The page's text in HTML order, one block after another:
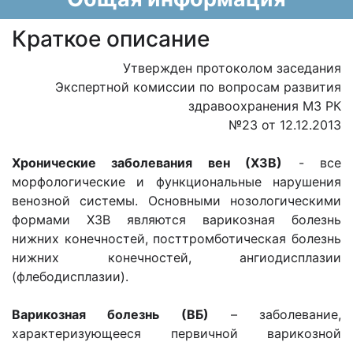
Краткое описание
Утвержден протоколом заседания
Экспертной комиссии по вопросам развития
здравоохранения МЗ РК
№23 от 12.12.2013
Хронические заболевания вен (ХЗВ)
- все
морфологические и функциональные нарушения
венозной системы. Основными нозологическими
формами ХЗВ являются варикозная болезнь
нижних конечностей, посттромботическая болезнь
нижних конечностей, ангиодисплазии
(флебодисплазии).
Варикозная болезнь (ВБ) – заболевание,
характеризующееся первичной варикозной